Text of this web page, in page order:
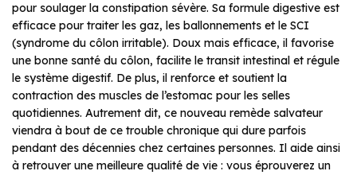
pour soulager la constipation sévère. Sa formule digestive est
efficace pour traiter les gaz, les ballonnements et le SCI
(syndrome du côlon irritable). Doux mais efficace, il favorise
une bonne santé du côlon, facilite le transit intestinal et régule
le système digestif. De plus, il renforce et soutient la
contraction des muscles de l’estomac pour les selles
quotidiennes. Autrement dit, ce nouveau remède salvateur
viendra à bout de ce trouble chronique qui dure parfois
pendant des décennies chez certaines personnes. Il aide ainsi
à retrouver une meilleure qualité de vie : vous éprouverez un